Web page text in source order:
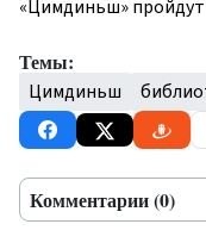
«Цимдиньш»
Темы:
Цимдиньш
Комментарии (0)